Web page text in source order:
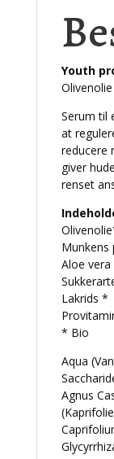
Youth
Serum til
at
reducere
giver
renset
Munkens
Aloe
Lakrids *
* Bio
Aqua
Agnus